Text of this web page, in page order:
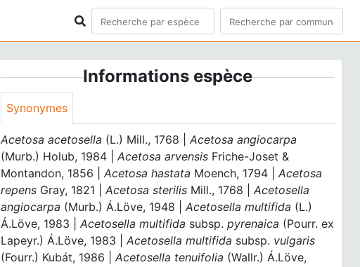
Informations espèce
Synonymes
Acetosa acetosella (L.) Mill., 1768 |Acetosa angiocarpa
(Murb.) Holub, 1984 |Acetosa arvensis Friche-Joset &
Montandon, 1856 |Acetosa hastata Moench, 1794 |Acetosa
repens Gray, 1821 |Acetosa sterilis Mill., 1768 |Acetosella
angiocarpa (Murb.) Á.Löve, 1948 |Acetosella multifida (L.)
Á.Löve, 1983 |Acetosella multifida subsp. pyrenaica (Pourr. ex
Lapeyr.) Á.Löve, 1983 |Acetosella multifida subsp. vulgaris
(Fourr.) Kubát, 1986 |Acetosella tenuifolia (Wallr.) Á.Löve,